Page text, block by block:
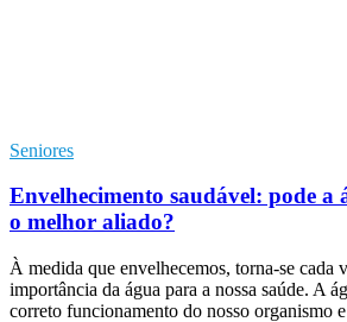
Seniores
Envelhecimento saudável: pode a
o melhor aliado?
À medida que envelhecemos, torna-se cada
importância da água para a nossa saúde. A
correto funcionamento do nosso organismo